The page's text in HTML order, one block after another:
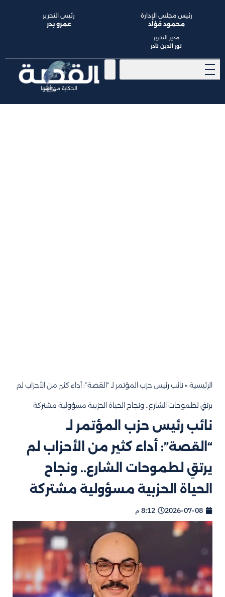
الحكاية من أولها
رئيس مجلس الإدارة
محمود فؤاد
مدير التحرير
نور الدين نادر
رئيس التحرير
عمرو بدر
الرئيسية » نائب رئيس حزب المؤتمر لـ “القصة”: أداء كثير من الأحزاب لم
يرتقِ لطموحات الشارع.. ونجاح الحياة الحزبية مسؤولية مشتركة
نائب رئيس حزب المؤتمر لـ
“القصة”: أداء كثير من الأحزاب لم
يرتقِ لطموحات الشارع.. ونجاح
الحياة الحزبية مسؤولية مشتركة
2026-07-08 8:12 م